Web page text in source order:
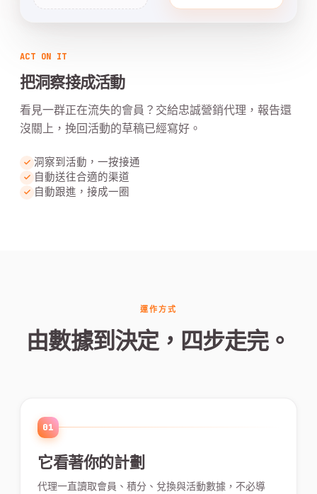
ACT ON IT
把洞察接成活動
看見一群正在流失的會員？交給忠誠營銷代理，報告還
沒關上，挽回活動的草稿已經寫好。
洞察到活動，一按接通
自動送往合適的渠道
自動跟進，接成一圈
運作方式
由數據到決定，四步走完。
01
它看著你的計劃
代理一直讀取會員、積分、兌換與活動數據，不必導